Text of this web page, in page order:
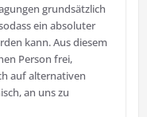
grundsätzlich
ein absoluter
kann. Aus diesem
Person frei,
auf alternativen
an uns zu